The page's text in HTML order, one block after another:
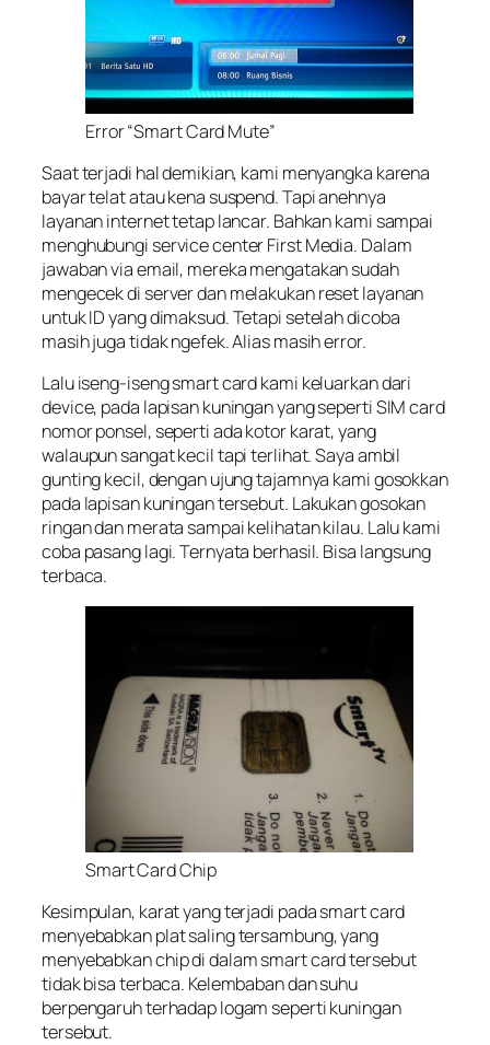
Error “Smart Card Mute”
Saat terjadi hal demikian, kami menyangka karena
bayar telat atau kena suspend. Tapi anehnya
layanan internet tetap lancar. Bahkan kami sampai
menghubungi service center First Media. Dalam
jawaban via email, mereka mengatakan sudah
mengecek di server dan melakukan reset layanan
untuk ID yang dimaksud. Tetapi setelah dicoba
masih juga tidak ngefek. Alias masih error.
Lalu iseng-iseng smart card kami keluarkan dari
device, pada lapisan kuningan yang seperti SIM card
nomor ponsel, seperti ada kotor karat, yang
walaupun sangat kecil tapi terlihat. Saya ambil
gunting kecil, dengan ujung tajamnya kami gosokkan
pada lapisan kuningan tersebut. Lakukan gosokan
ringan dan merata sampai kelihatan kilau. Lalu kami
coba pasang lagi. Ternyata berhasil. Bisa langsung
terbaca.
Smart Card Chip
Kesimpulan, karat yang terjadi pada smart card
menyebabkan plat saling tersambung, yang
menyebabkan chip di dalam smart card tersebut
tidak bisa terbaca. Kelembaban dan suhu
berpengaruh terhadap logam seperti kuningan
tersebut.